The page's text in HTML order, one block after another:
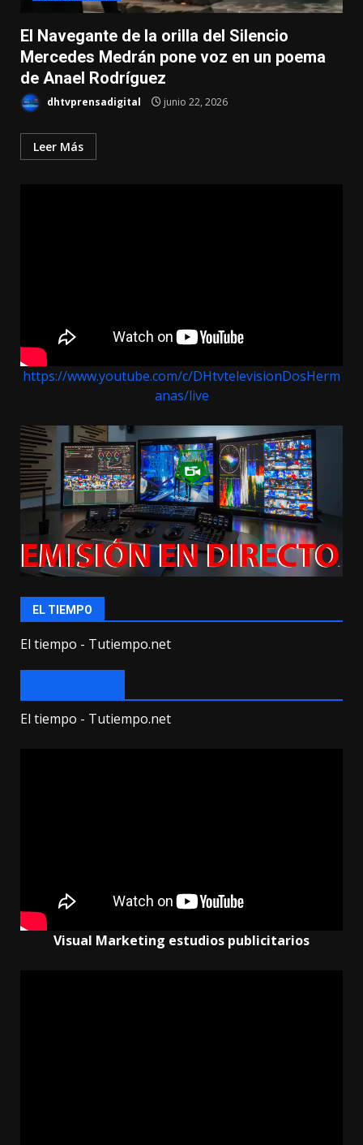
El Navegante de la orilla del Silencio
Mercedes Medrán pone voz en un poema
de Anael Rodríguez
dhtvprensadigital junio 22, 2026
Leer Más
https://www.youtube.com/c/DHtvtelevisionDosHerm
anas/live
EL TIEMPO
El tiempo - Tutiempo.net
El tiempo - Tutiempo.net
Visual Marketing estudios publicitarios